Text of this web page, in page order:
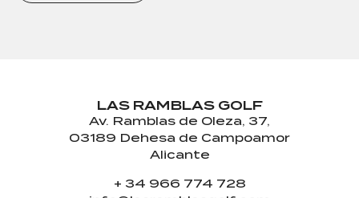
LAS RAMBLAS GOLF
Av. Ramblas de Oleza, 37,
03189 Dehesa de Campoamor
Alicante
+ 34 966 774 728